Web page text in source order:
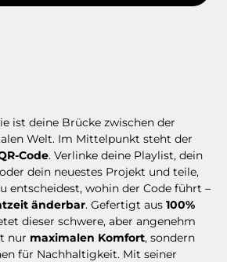
ist deine Brücke zwischen der
Welt. Im Mittelpunkt steht der
Code. Verlinke deine Playlist, dein
dein neuestes Projekt und teile,
entscheidest, wohin der Code führt –
änderbar. Gefertigt aus 100%
dieser schwere, aber angenehm
nur maximalen Komfort, sondern
für Nachhaltigkeit. Mit seiner